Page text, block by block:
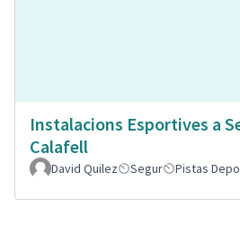
Instalacions Esportives a
Calafell
David Quilez Segur Pistas